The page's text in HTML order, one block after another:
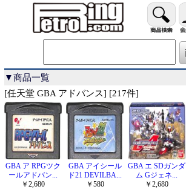
▼商品一覧
[任天堂 GBA アドバンス] [217件]
GBA ア RPGツク
ールアドバン...
￥2,680
GBA アイシール
ド21 DEVILBA...
￥580
GBA エ SDガンダ
ム Gジェネ...
￥2,680